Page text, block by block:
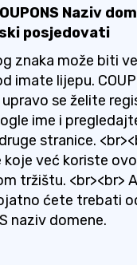
Naziv
posjedovati
znaka može biti
imate lijepu.
se želite
ime i
stranice.
već koriste
tržištu. <br><br>
ćete trebati
naziv domene.